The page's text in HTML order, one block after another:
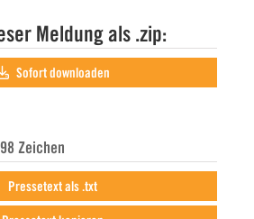
Meldung als .zip:
Sofort downloaden
Zeichen
Pressetext als .txt